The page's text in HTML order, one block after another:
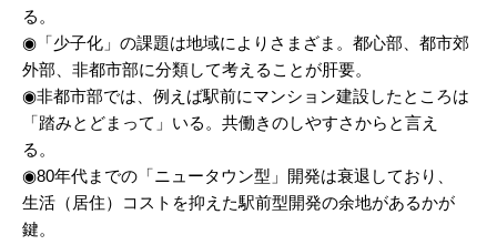
る。
◉「少子化」の課題は地域によりさまざま。都心部、都市郊
外部、非都市部に分類して考えることが肝要。
◉非都市部では、例えば駅前にマンション建設したところは
「踏みとどまって」いる。共働きのしやすさからと言え
る。
◉80年代までの「ニュータウン型」開発は衰退しており、
生活（居住）コストを抑えた駅前型開発の余地があるかが
鍵。